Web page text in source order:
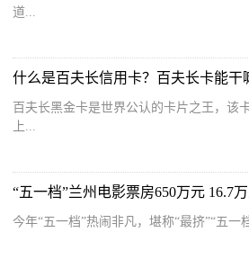
道...
什么是百夫长信用卡？百夫长卡能干
百夫长黑金卡是世界公认的卡片之王，该
上...
今年“五一档”热闹非凡，堪称“最挤”“五一